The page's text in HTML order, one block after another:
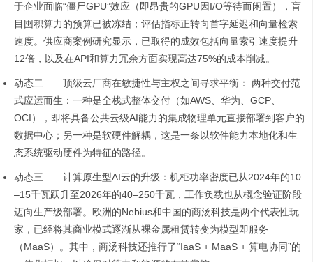
于企业面临“僵尸GPU”效应（即昂贵的GPU因I/O等待而闲置），盲
目囤积算力的预算已被冻结；评估指标正转向首字延迟和向量检索
速度。供应商案例研究显示，已取得的成效包括向量索引速度提升
12倍，以及在API和算力冗余方面实现高达75%的成本削减。
动态二——顶级云厂商在敏捷性与主权之间寻求平衡： 两种交付范
式应运而生：一种是全栈式整体交付（如AWS、华为、GCP、
OCI），即将具备公共云级AI能力的集成物理单元直接部署到客户的
数据中心；另一种是软硬件解耦，这是一条以软件能力本地化和生
态系统驱动硬件为特征的路径。
动态三——计算原生型AI云的升级：机柜功率密度已从2024年的10
–15千瓦跃升至2026年的40–250千瓦，工作负载也从概念验证阶段
迈向生产级部署。欧洲的Nebius和中国的商汤科技是两个代表性玩
家，已经将其商业模式逐渐从裸金属租赁转变为模型即服务
（MaaS）。其中，商汤科技还推行了“IaaS + MaaS + 算电协同”的